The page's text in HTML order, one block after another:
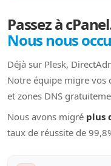
Passez à
Nous nous
Déjà sur Plesk,
Notre équipe migre vos
et zones DNS
Nous avons migré plus
taux de réussite de